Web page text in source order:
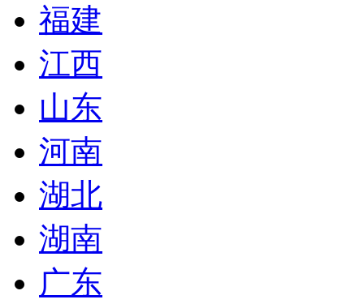
福建
江西
山东
河南
湖北
湖南
广东